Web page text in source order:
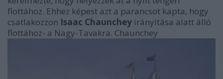
flottához. Ehhez képest azt a parancsot kapta, hogy
csatlakozzon Isaac Chaunchey irányítása alatt álló
flottához- a Nagy-Tavakra. Chaunchey